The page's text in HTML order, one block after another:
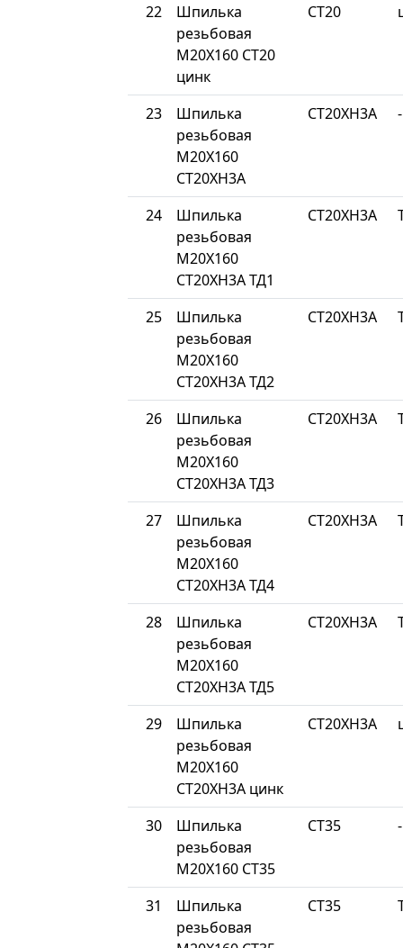
22
Шпилька
резьбовая
М20Х160 СТ20
цинк
СТ20
23
Шпилька
резьбовая
М20Х160
СТ20ХН3А
СТ20ХН3А -
24
Шпилька
резьбовая
М20Х160
СТ20ХН3А ТД1
СТ20ХН3А
25
Шпилька
резьбовая
М20Х160
СТ20ХН3А ТД2
СТ20ХН3А
26
Шпилька
резьбовая
М20Х160
СТ20ХН3А ТД3
СТ20ХН3А
27
Шпилька
резьбовая
М20Х160
СТ20ХН3А ТД4
СТ20ХН3А
28
Шпилька
резьбовая
М20Х160
СТ20ХН3А ТД5
СТ20ХН3А
29
Шпилька
резьбовая
М20Х160
СТ20ХН3А цинк
СТ20ХН3А
30
Шпилька
резьбовая
М20Х160 СТ35
СТ35 -
31
Шпилька
резьбовая
СТ35